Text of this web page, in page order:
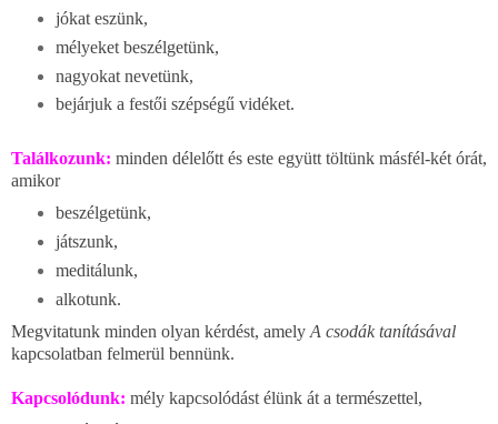
jókat eszünk,
mélyeket beszélgetünk,
nagyokat nevetünk,
bejárjuk a festői szépségű vidéket.
Találkozunk: minden délelőtt és este együtt töltünk másfél-két órát,
amikor
beszélgetünk,
játszunk,
meditálunk,
alkotunk.
Megvitatunk minden olyan kérdést, amely A csodák tanításával
kapcsolatban felmerül bennünk.
Kapcsolódunk: mély kapcsolódást élünk át a természettel,